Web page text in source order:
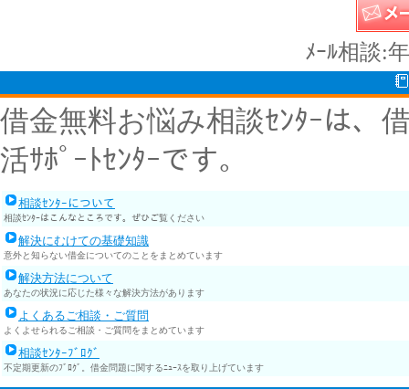
ﾒｰﾙ相談:
借金無料お悩み相談ｾﾝﾀｰは、
活ｻﾎﾟｰﾄｾﾝﾀｰです。
相談ｾﾝﾀｰについて
相談ｾﾝﾀｰはこんなところです。ぜひご覧ください
解決にむけての基礎知識
意外と知らない借金についてのことをまとめています
解決方法について
あなたの状況に応じた様々な解決方法があります
よくあるご相談・ご質問
よくよせられるご相談・ご質問をまとめています
相談ｾﾝﾀｰﾌﾞﾛｸﾞ
不定期更新のﾌﾞﾛｸﾞ。借金問題に関するﾆｭｰｽを取り上げています